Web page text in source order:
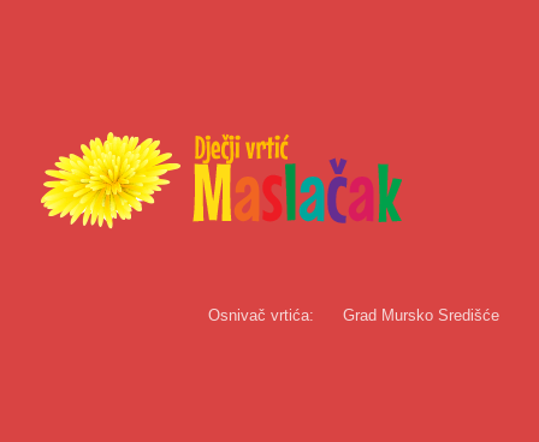
Osnivač vrtića: Grad Mursko Središće